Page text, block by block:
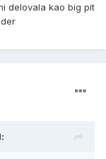
delovala kao big pit